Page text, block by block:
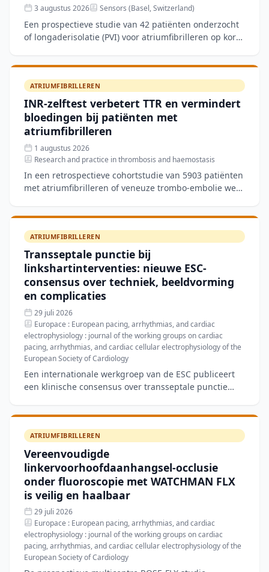
3 augustus 2026 Sensors (Basel, Switzerland)
Een prospectieve studie van 42 patiënten onderzocht
of longaderisolatie (PVI) voor atriumfibrilleren op korte
ATRIUMFIBRILLEREN
INR-zelftest verbetert TTR en vermindert
bloedingen bij patiënten met
atriumfibrilleren
1 augustus 2026
Research and practice in thrombosis and haemostasis
In een retrospectieve cohortstudie van 5903 patiënten
met atriumfibrilleren of veneuze trombo-embolie werd
ATRIUMFIBRILLEREN
Transseptale punctie bij
linkshartinterventies: nieuwe ESC-
consensus over techniek, beeldvorming
en complicaties
29 juli 2026
Europace : European pacing, arrhythmias, and cardiac
electrophysiology : journal of the working groups on cardiac
pacing, arrhythmias, and cardiac cellular electrophysiology of the
European Society of Cardiology
Een internationale werkgroep van de ESC publiceert
een klinische consensus over transseptale punctie
jaarlijkse
ATRIUMFIBRILLEREN
Vereenvoudigde
linkervoorhoofdaanhangsel-occlusie
onder fluoroscopie met WATCHMAN FLX
is veilig en haalbaar
29 juli 2026
Europace : European pacing, arrhythmias, and cardiac
electrophysiology : journal of the working groups on cardiac
pacing, arrhythmias, and cardiac cellular electrophysiology of the
European Society of Cardiology